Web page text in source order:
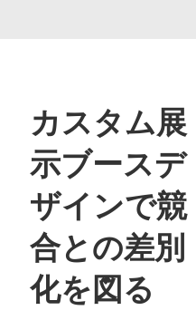
カスタム展
示ブースデ
ザインで競
合との差別
化を図る